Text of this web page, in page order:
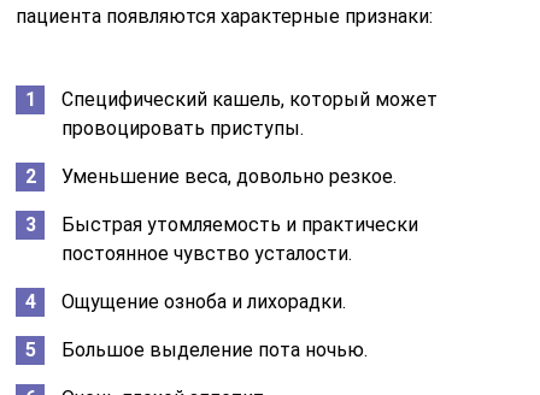
пациента появляются характерные признаки:
Специфический кашель, который может
провоцировать приступы.
Уменьшение веса, довольно резкое.
Быстрая утомляемость и практически
постоянное чувство усталости.
Ощущение озноба и лихорадки.
Большое выделение пота ночью.